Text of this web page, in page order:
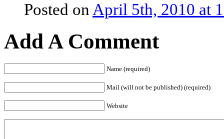
Posted on April 5th, 2010 at
Add A Comment
Name (required)
Mail (will not be published) (required)
Website